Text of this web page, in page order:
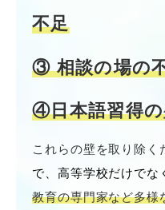
不足
③ 相談の場の
④日本語習得
これらの壁を取り除く
で、高等学校だけでな
教育の専門家など多様